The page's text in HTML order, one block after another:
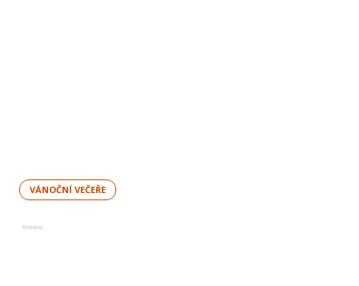
VÁNOČNÍ VEČEŘE
Reklama